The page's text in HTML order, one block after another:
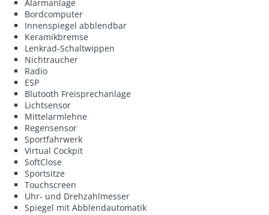
Alarmanlage
Bordcomputer
Innenspiegel abblendbar
Keramikbremse
Lenkrad-Schaltwippen
Nichtraucher
Radio
ESP
Blutooth Freisprechanlage
Lichtsensor
Mittelarmlehne
Regensensor
Sportfahrwerk
Virtual Cockpit
SoftClose
Sportsitze
Touchscreen
Uhr- und Drehzahlmesser
Spiegel mit Abblendautomatik